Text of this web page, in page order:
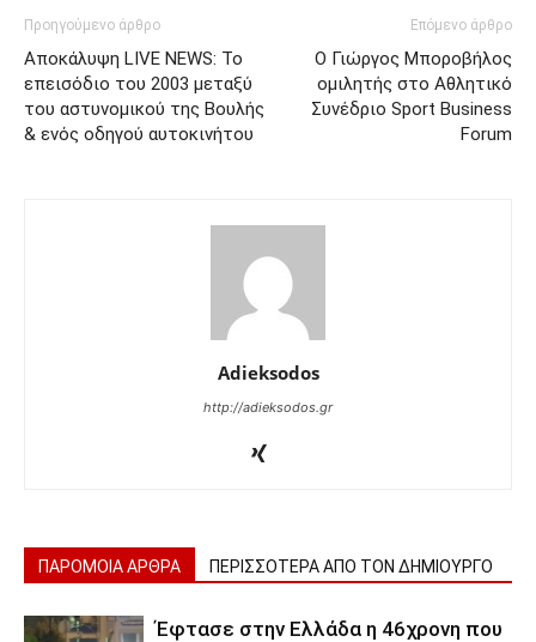
Προηγούμενο άρθρο
Αποκάλυψη LIVE NEWS: Το
επεισόδιο του 2003 μεταξύ
του αστυνομικού της Βουλής
& ενός οδηγού αυτοκινήτου
Επόμενο άρθρο
Ο Γιώργος Μποροβήλος
ομιλητής στο Αθλητικό
Συνέδριο Sport Business
Forum
Adieksodos
http://adieksodos.gr
ΠΑΡΟΜΟΙΑ ΑΡΘΡΑ ΠΕΡΙΣΣΟΤΕΡΑ ΑΠΟ ΤΟΝ ΔΗΜΙΟΥΡΓΟ
Έφτασε στην Ελλάδα η 46χρονη που